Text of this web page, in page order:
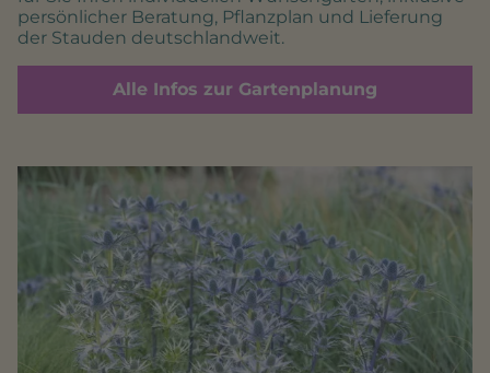
persönlicher Beratung, Pflanzplan und Lieferung
der Stauden deutschlandweit.
Alle Infos zur Gartenplanung